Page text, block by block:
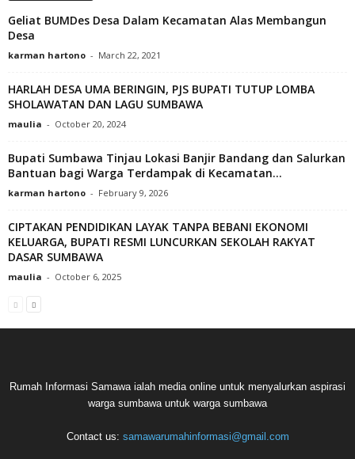
Geliat BUMDes Desa Dalam Kecamatan Alas Membangun
Desa
karman hartono - March 22, 2021
HARLAH DESA UMA BERINGIN, PJS BUPATI TUTUP LOMBA
SHOLAWATAN DAN LAGU SUMBAWA
maulia - October 20, 2024
Bupati Sumbawa Tinjau Lokasi Banjir Bandang dan Salurkan
Bantuan bagi Warga Terdampak di Kecamatan...
karman hartono - February 9, 2026
CIPTAKAN PENDIDIKAN LAYAK TANPA BEBANI EKONOMI
KELUARGA, BUPATI RESMI LUNCURKAN SEKOLAH RAKYAT
DASAR SUMBAWA
maulia - October 6, 2025
Rumah Informasi Samawa ialah media online untuk menyalurkan aspirasi
warga sumbawa untuk warga sumbawa
Contact us: samawarumahinformasi@gmail.com